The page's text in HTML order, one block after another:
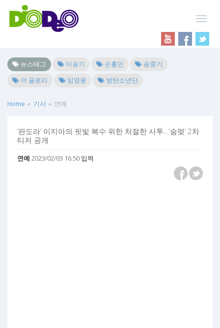
뉴스태그 이승기 손흥민
송중기
더 글로리
임영웅 방탄소년단
Home 기사 연예
‘판도라’ 이지아의 핏빛 복수 위한 처절한 사투…‘숨멎’ 2차
티저 공개
연예 2023/02/03 16:50 입력